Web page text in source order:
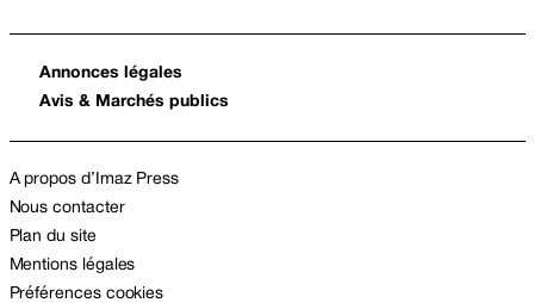
Annonces légales
Avis & Marchés publics
A propos d’Imaz Press
Nous contacter
Plan du site
Mentions légales
Préférences cookies